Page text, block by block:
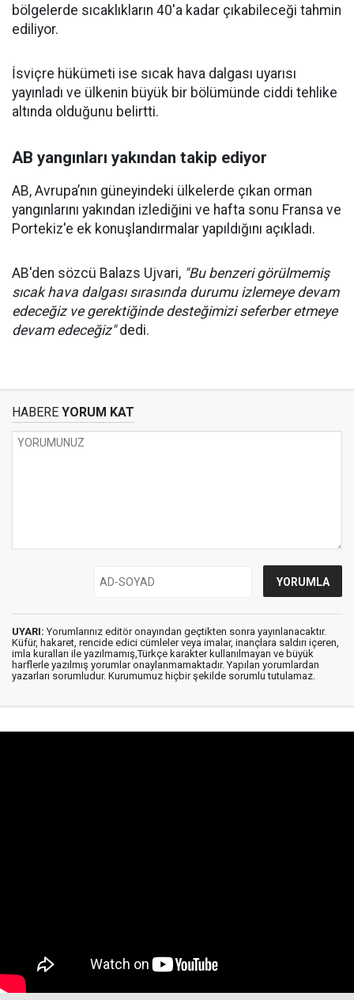
bölgelerde sıcaklıkların 40'a kadar çıkabileceği tahmin
ediliyor.
İsviçre hükümeti ise sıcak hava dalgası uyarısı
yayınladı ve ülkenin büyük bir bölümünde ciddi tehlike
altında olduğunu belirtti.
AB yangınları yakından takip ediyor
AB, Avrupa’nın güneyindeki ülkelerde çıkan orman
yangınlarını yakından izlediğini ve hafta sonu Fransa ve
Portekiz'e ek konuşlandırmalar yapıldığını açıkladı.
AB'den sözcü Balazs Ujvari, "Bu benzeri görülmemiş
sıcak hava dalgası sırasında durumu izlemeye devam
edeceğiz ve gerektiğinde desteğimizi seferber etmeye
devam edeceğiz"dedi.
HABERE YORUM KAT
UYARI: Yorumlarınız editör onayından geçtikten sonra yayınlanacaktır.
Küfür, hakaret, rencide edici cümleler veya imalar, inançlara saldırı içeren,
imla kuralları ile yazılmamış,Türkçe karakter kullanılmayan ve büyük
harflerle yazılmış yorumlar onaylanmamaktadır. Yapılan yorumlardan
yazarları sorumludur. Kurumumuz hiçbir şekilde sorumlu tutulamaz.